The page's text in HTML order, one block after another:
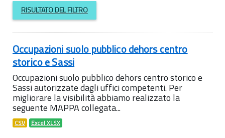
RISULTATO DEL FILTRO
Occupazioni suolo pubblico dehors centro
storico e Sassi
Occupazioni suolo pubblico dehors centro storico e
Sassi autorizzate dagli uffici competenti. Per
migliorare la visibilità abbiamo realizzato la
seguente MAPPA collegata...
CSV Excel XLSX